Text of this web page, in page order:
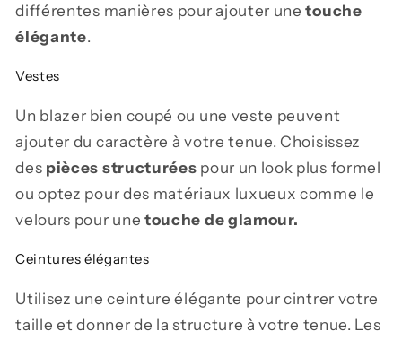
différentes manières pour ajouter unetouche
élégante.
Vestes
Un blazer bien coupé ou une veste peuvent
ajouter du caractère à votre tenue. Choisissez
des pièces structurées pour un look plus formel
ou optez pour des matériaux luxueux comme le
velours pour une touche de glamour.
Ceintures élégantes
Utilisez une ceinture élégante pour cintrer votre
taille et donner de la structure à votre tenue. Les